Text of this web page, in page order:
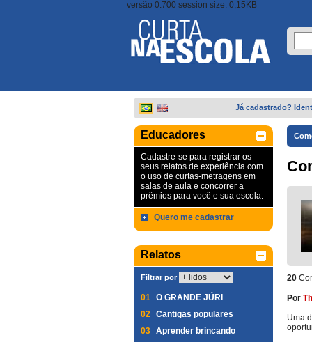
versão 0.700 session size: 0,15KB
Já cadastrado?
Educadores
Cadastre-se para registrar os
seus relatos de experiência com
o uso de curtas-metragens em
salas de aula e concorrer a
prêmios para você e sua escola.
Quero me cadastrar
Relatos
Filtrar por
01 O GRANDE JÚRI
02 Cantigas populares
03 Aprender brincando
20
Por
Uma